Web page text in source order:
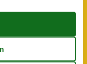
120 m²